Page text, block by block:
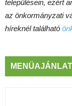
településein, ezért
az önkormányzati
híreknél található